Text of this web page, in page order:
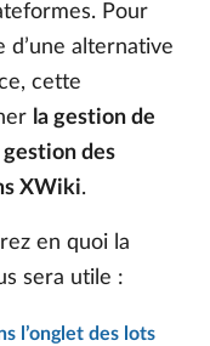
Pour
d’une alternative
cette
la gestion de
des
XWiki.
en quoi la
sera utile :
l’onglet des lots